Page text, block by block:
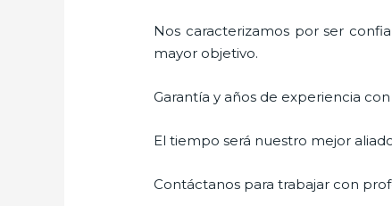
Nos caracterizamos por ser
mayor objetivo.
Garantía y años de experiencia
El tiempo será nuestro mejor
Contáctanos para trabajar con